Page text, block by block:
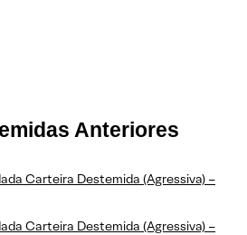
Anteriores
Carteira Destemida (Agressiva) –
Carteira Destemida (Agressiva) –